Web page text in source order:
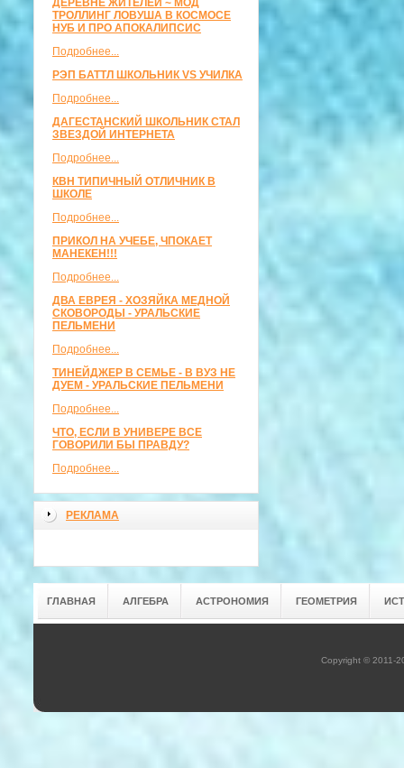
ДЕРЕВНЕ ЖИТЕЛЕЙ ~ МОД
ТРОЛЛИНГ ЛОВУША В КОСМОСЕ
НУБ И ПРО АПОКАЛИПСИС
Подробнее...
РЭП БАТТЛ ШКОЛЬНИК VS УЧИЛКА
Подробнее...
ДАГЕСТАНСКИЙ ШКОЛЬНИК СТАЛ
ЗВЕЗДОЙ ИНТЕРНЕТА
Подробнее...
КВН ТИПИЧНЫЙ ОТЛИЧНИК В
ШКОЛЕ
Подробнее...
ПРИКОЛ НА УЧЕБЕ, ЧПОКАЕТ
МАНЕКЕН!!!
Подробнее...
ДВА ЕВРЕЯ - ХОЗЯЙКА МЕДНОЙ
СКОВОРОДЫ - УРАЛЬСКИЕ
ПЕЛЬМЕНИ
Подробнее...
ТИНЕЙДЖЕР В СЕМЬЕ - В ВУЗ НЕ
ДУЕМ - УРАЛЬСКИЕ ПЕЛЬМЕНИ
Подробнее...
ЧТО, ЕСЛИ В УНИВЕРЕ ВСЕ
ГОВОРИЛИ БЫ ПРАВДУ?
Подробнее...
РЕКЛАМА
ГЛАВНАЯ АЛГЕБРА АСТРОНОМИЯ ГЕОМЕТРИЯ
Copyright © 2011-